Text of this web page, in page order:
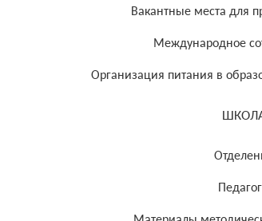
Вакантные места для
Международное
Организация питания в